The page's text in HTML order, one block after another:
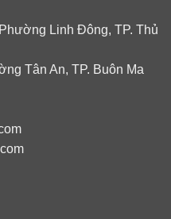
Linh Đông, TP. Thủ
Tân An, TP. Buôn Ma